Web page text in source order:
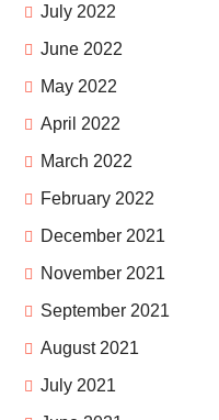
July 2022
June 2022
May 2022
April 2022
March 2022
February 2022
December 2021
November 2021
September 2021
August 2021
July 2021